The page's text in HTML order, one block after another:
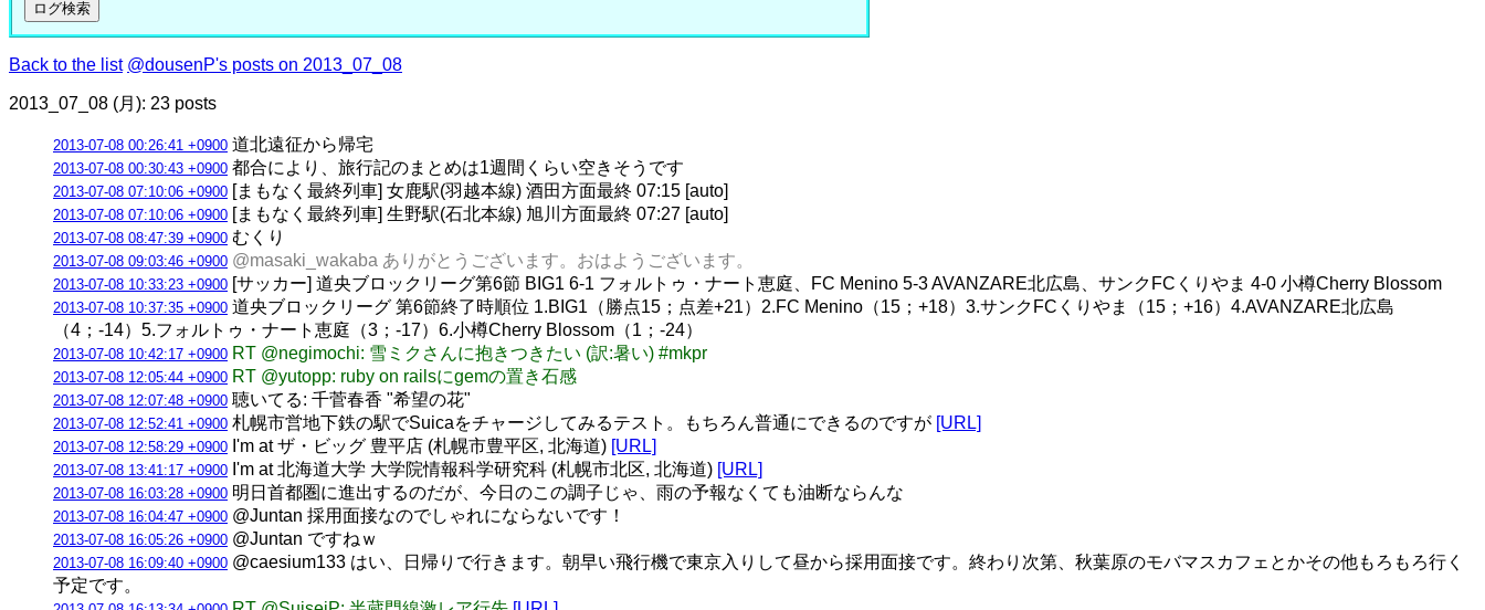
Back to the list @dousenP's posts on 2013_07_08
2013_07_08 (月): 23 posts
2013-07-08 00:26:41 +0900 道北遠征から帰宅
2013-07-08 00:30:43 +0900 都合により、旅行記のまとめは1週間くらい空きそうです
2013-07-08 07:10:06 +0900 [まもなく最終列車] 女鹿駅(羽越本線) 酒田方面最終 07:15 [auto]
2013-07-08 07:10:06 +0900 [まもなく最終列車] 生野駅(石北本線) 旭川方面最終 07:27 [auto]
2013-07-08 08:47:39 +0900 むくり
2013-07-08 09:03:46 +0900 @masaki_wakaba ありがとうございます。おはようございます。
2013-07-08 10:33:23 +0900 [サッカー] 道央ブロックリーグ第6節 BIG1 6-1 フォルトゥ・ナート恵庭、FC Menino 5-3 AVANZARE北広島、サンクFCくりやま 4-0 小樽Cherry Blossom
2013-07-08 10:37:35 +0900 道央ブロックリーグ 第6節終了時順位 1.BIG1（勝点15；点差+21）2.FC Menino（15；+18）3.サンクFCくりやま（15；+16）4.AVANZARE北広島
（4；-14）5.フォルトゥ・ナート恵庭（3；-17）6.小樽Cherry Blossom（1；-24）
2013-07-08 10:42:17 +0900 RT @negimochi: 雪ミクさんに抱きつきたい (訳:暑い) #mkpr
2013-07-08 12:05:44 +0900 RT @yutopp: ruby on railsにgemの置き石感
2013-07-08 12:07:48 +0900 聴いてる: 千菅春香 "希望の花"
2013-07-08 12:52:41 +0900 札幌市営地下鉄の駅でSuicaをチャージしてみるテスト。もちろん普通にできるのですが [URL]
2013-07-08 12:58:29 +0900 I'm at ザ・ビッグ 豊平店 (札幌市豊平区, 北海道) [URL]
2013-07-08 13:41:17 +0900 I'm at 北海道大学 大学院情報科学研究科 (札幌市北区, 北海道) [URL]
2013-07-08 16:03:28 +0900 明日首都圏に進出するのだが、今日のこの調子じゃ、雨の予報なくても油断ならんな
2013-07-08 16:04:47 +0900 @Juntan 採用面接なのでしゃれにならないです！
2013-07-08 16:05:26 +0900 @Juntan ですねｗ
2013-07-08 16:09:40 +0900 @caesium133 はい、日帰りで行きます。朝早い飛行機で東京入りして昼から採用面接です。終わり次第、秋葉原のモバマスカフェとかその他もろもろ行く
予定です。